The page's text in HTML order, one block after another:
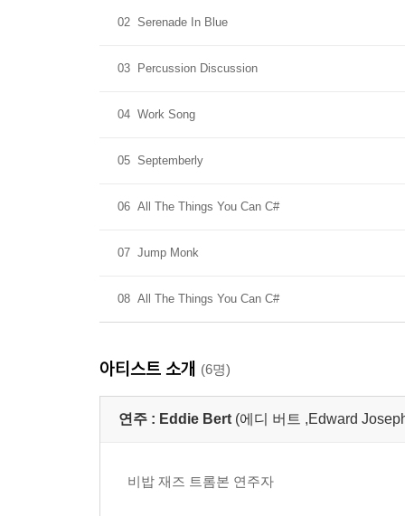
02 Serenade In Blue
03 Percussion Discussion
04 Work Song
05 Septemberly
06 All The Things You Can C#
07 Jump Monk
08 All The Things You Can C#
아티스트 소개 (6명)
연주 : Eddie Bert (에디 버트 ,Edward
비밥 재즈 트롬본 연주자